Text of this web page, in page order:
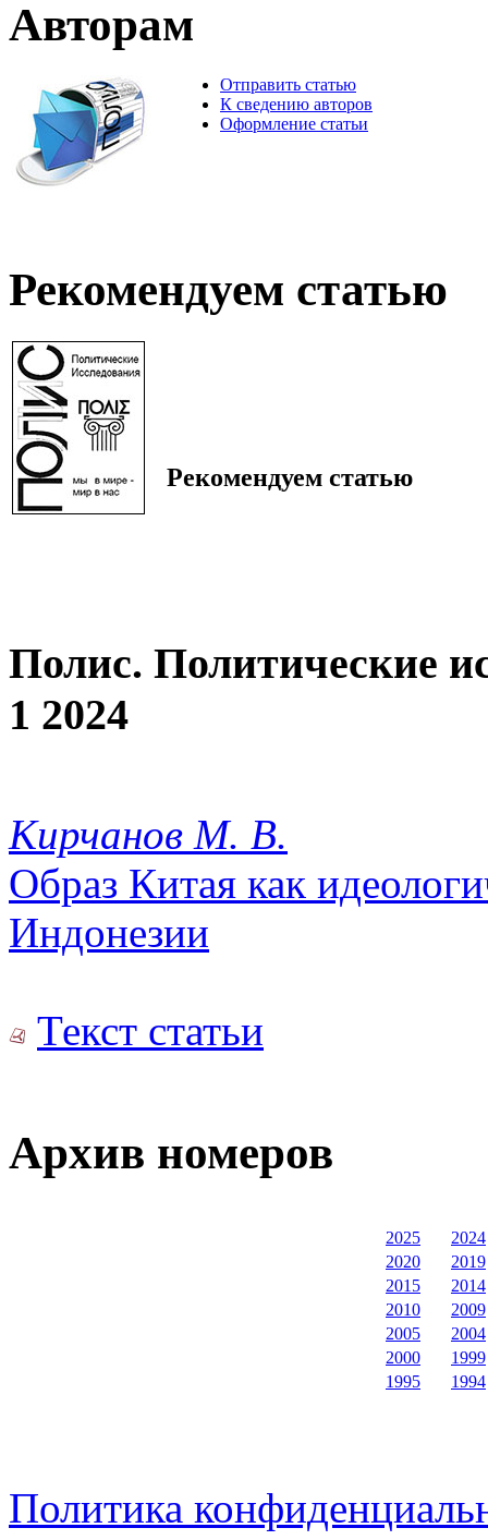
Авторам
Отправить статью
К сведению авторов
Оформление статьи
Рекомендуем статью
Рекомендуем статью
Полис. Политические
1 2024
Кирчанов М. В.
Образ Китая как
Индонезии
Текст статьи
Архив номеров
2025
2024
2020
2019
2015
2014
2010
2009
2005
2004
2000
1999
1995
1994
Политика